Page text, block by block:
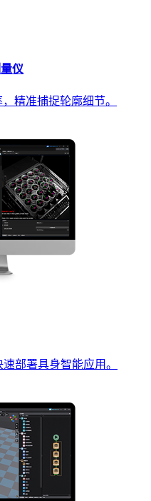
仪
精准捕捉轮廓细节。
部署具身智能应用。